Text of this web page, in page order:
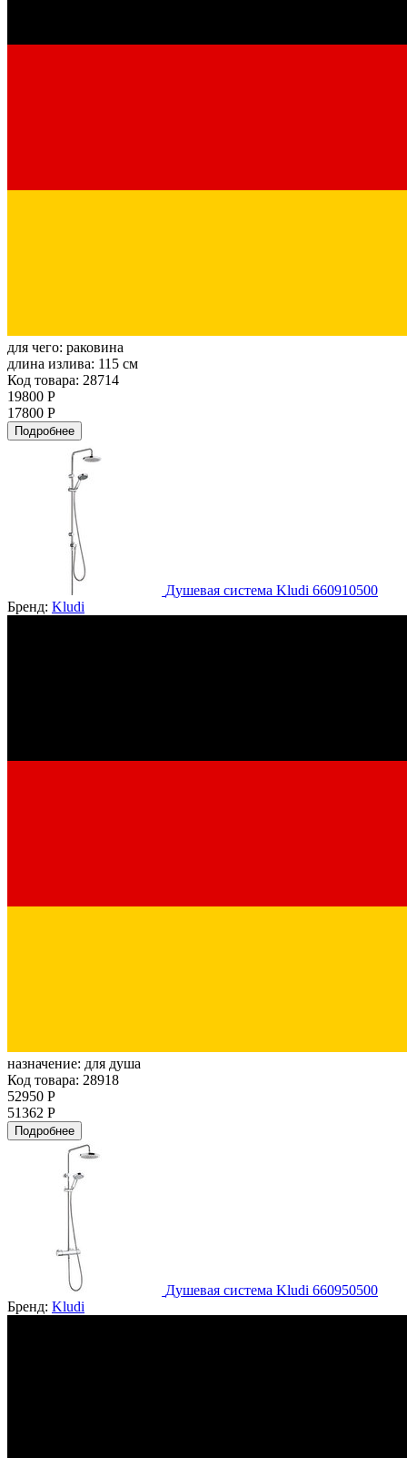
для чего: раковина
длина излива: 115 см
Код товара: 28714
19800 Р
17800 Р
Подробнее
Душевая система Kludi 660910500
Бренд: Kludi
назначение: для душа
Код товара: 28918
52950 Р
51362 Р
Подробнее
Душевая система Kludi 660950500
Бренд: Kludi